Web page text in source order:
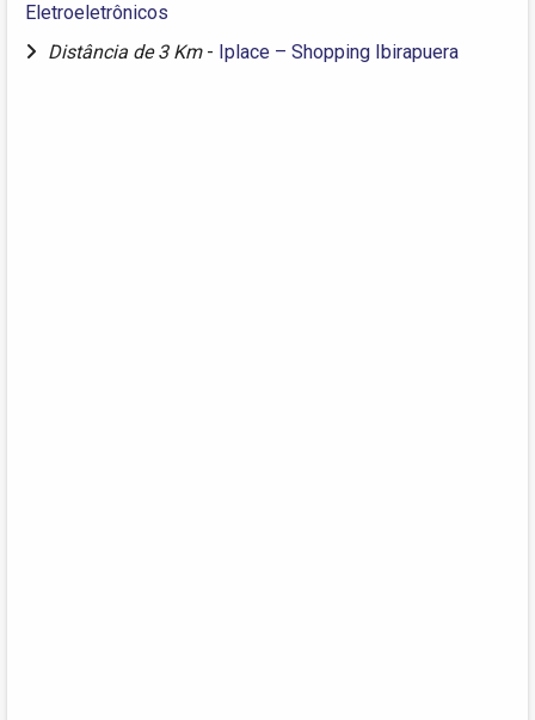
Eletroeletrônicos
Distância de 3 Km - Iplace – Shopping Ibirapuera